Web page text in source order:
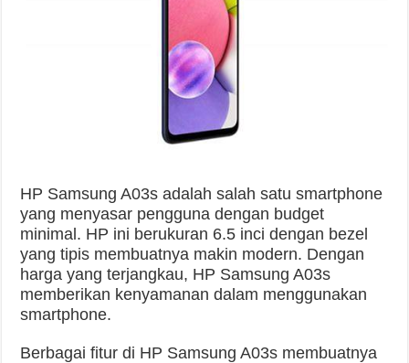
HP Samsung A03s adalah salah satu smartphone
yang menyasar pengguna dengan budget
minimal. HP ini berukuran 6.5 inci dengan bezel
yang tipis membuatnya makin modern. Dengan
harga yang terjangkau, HP Samsung A03s
memberikan kenyamanan dalam menggunakan
smartphone.
Berbagai fitur di HP Samsung A03s membuatnya